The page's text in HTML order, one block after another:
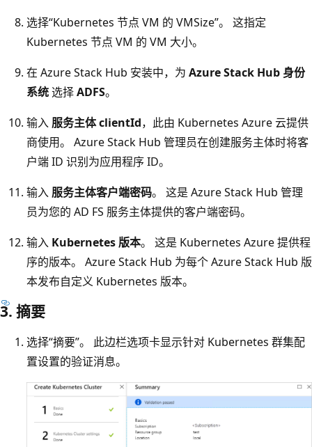
选择“Kubernetes 节点 VM 的 VMSize”。 这指定
Kubernetes 节点 VM 的 VM 大小。
在 Azure Stack Hub 安装中，为 Azure Stack Hub 身份
系统选择ADFS。
输入 服务主体 clientId，此由 Kubernetes Azure 云提供
商使用。 Azure Stack Hub 管理员在创建服务主体时将客
户端 ID 识别为应用程序 ID。
输入 服务主体客户端密码。 这是 Azure Stack Hub 管理
员为您的 AD FS 服务主体提供的客户端密码。
输入 Kubernetes 版本。 这是 Kubernetes Azure 提供程
序的版本。 Azure Stack Hub 为每个 Azure Stack Hub 版
本发布自定义 Kubernetes 版本。
3. 摘要
选择“摘要”。 此边栏选项卡显示针对 Kubernetes 群集配
置设置的验证消息。